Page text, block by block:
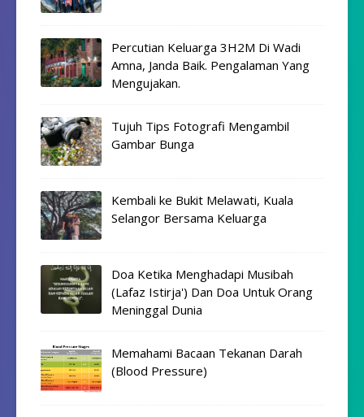
Percutian Keluarga 3H2M Di Wadi
Amna, Janda Baik. Pengalaman Yang
Mengujakan.
Tujuh Tips Fotografi Mengambil
Gambar Bunga
Kembali ke Bukit Melawati, Kuala
Selangor Bersama Keluarga
Doa Ketika Menghadapi Musibah
(Lafaz Istirja') Dan Doa Untuk Orang
Meninggal Dunia
Memahami Bacaan Tekanan Darah
(Blood Pressure)